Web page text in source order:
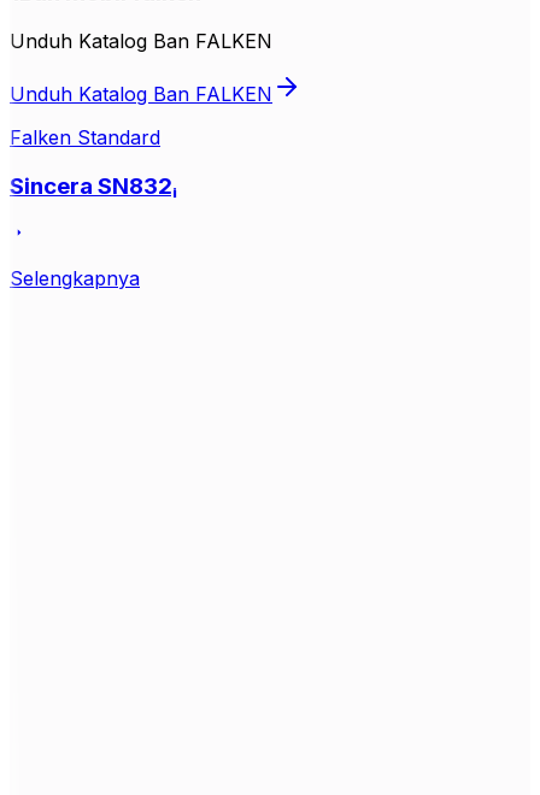
Unduh Katalog Ban FALKEN
Unduh Katalog Ban FALKEN
Falken Standard
Sincera SN832ᵢ
Selengkapnya